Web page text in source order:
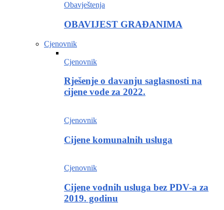
Obavještenja
OBAVIJEST GRAĐANIMA
Cjenovnik
Cjenovnik
Rješenje o davanju saglasnosti na
cijene vode za 2022.
Cjenovnik
Cijene komunalnih usluga
Cjenovnik
Cijene vodnih usluga bez PDV-a za
2019. godinu